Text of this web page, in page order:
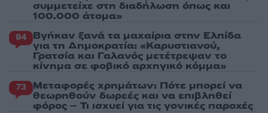
συμμετείχε στη διαδήλωση όπως και
100.000 άτομα»
94 Βγήκαν ξανά τα μαχαίρια στην Ελπίδα
για τη Δημοκρατία: «Καρυστιανού,
Γρατσία και Γαλανός μετέτρεψαν το
κίνημα σε φοβικό αρχηγικό κόμμα»
73 Μεταφορές χρημάτων: Πότε μπορεί να
θεωρηθούν δωρεές και να επιβληθεί
φόρος – Τι ισχυεί για τις γονικές παροχές